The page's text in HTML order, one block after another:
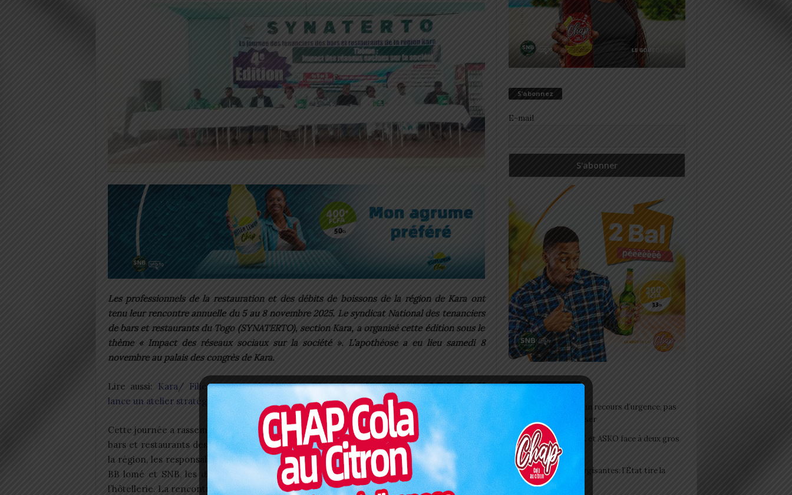
Les professionnels de la restauration et des débits de boissons de la région de Kara ont
tenu leur rencontre annuelle du 5 au 8 novembre 2025. Le syndicat National des tenanciers
de bars et restaurants du Togo (SYNATERTO), section Kara, a organisé cette édition sous le
thème « Impact des réseaux sociaux sur la société ». L’apothéose a eu lieu samedi 8
novembre au palais des congrès de Kara.
Lire aussi: Kara/ Filière coton : la NSCT
lance un atelier stratégique de trois jours
Cette journée a rassemblé les tenanciers de
bars et restaurants des sept préfectures de
la région, les responsables commerciaux de
BB lomé et SNB, les distributeurs agréés et les représentants de l’union togolaise de
l’hôtellerie. La rencontre visait à défendre les intérêts des professionnels du secteur, qui
S’abonnez
E-mail
Articles récents
Pilule du lendemain : un recours d’urgence, pas
une habitude à banaliser
Interclubs CAF: ASCK et ASKO face à deux gros
morceaux
Togo/ Boissons énergisantes: l’État tire la
sonnette d’alarme